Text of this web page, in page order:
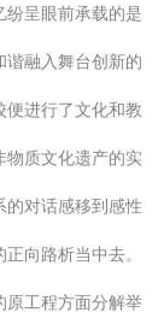
纷呈眼前承载的是
谐融入舞台创新的
便进行了文化和教
物质文化遗产的实
的对话感移到感性
向路析当中去。
原工程方面分解举